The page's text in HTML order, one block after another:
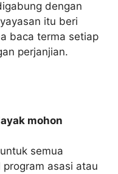
dengan
itu beri
baca terma setiap
perjanjian.
mohon
semua
asasi atau